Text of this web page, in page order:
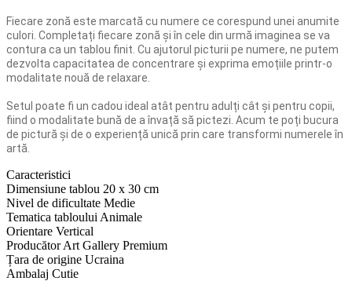
Fiecare zonă este marcată cu numere ce corespund unei anumite
culori. Completați fiecare zonă și în cele din urmă imaginea se va
contura ca un tablou finit. Cu ajutorul picturii pe numere, ne putem
dezvolta capacitatea de concentrare și exprima emoțiile printr-o
modalitate nouă de relaxare.
Setul poate fi un cadou ideal atât pentru adulți cât și pentru copii,
fiind o modalitate bună de a învață să pictezi. Acum te poți bucura
de pictură și de o experiență unică prin care transformi numerele în
artă.
Caracteristici
Dimensiune tablou 20 x 30 cm
Nivel de dificultate Medie
Tematica tabloului Animale
Orientare Vertical
Producător Art Gallery Premium
Țara de origine Ucraina
Ambalaj Cutie